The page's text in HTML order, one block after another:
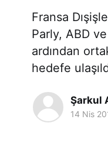
Fransa
Parly, ABD
ardından
hedefe
Şarkul
14 Nis